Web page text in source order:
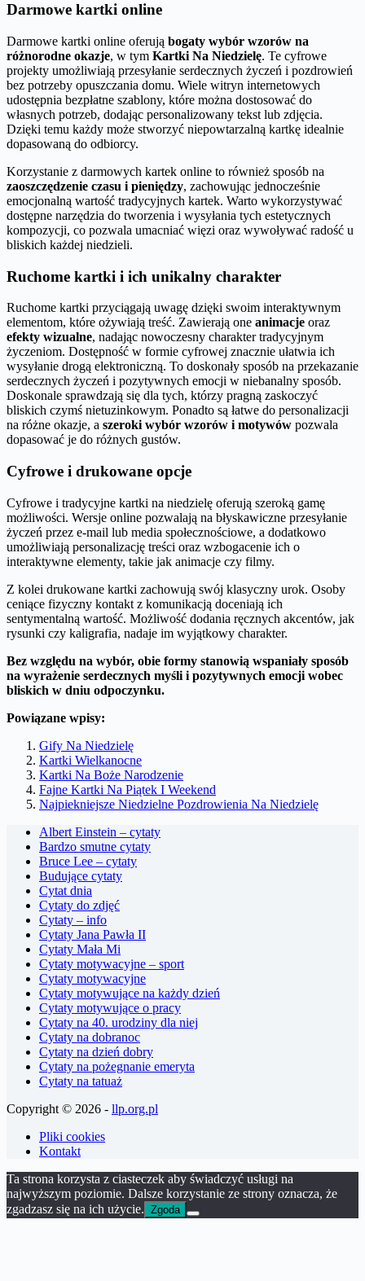
Darmowe kartki online
Darmowe kartki online oferują bogaty wybór wzorów na
różnorodne okazje, w tym Kartki Na Niedzielę. Te cyfrowe
projekty umożliwiają przesyłanie serdecznych życzeń i pozdrowień
bez potrzeby opuszczania domu. Wiele witryn internetowych
udostępnia bezpłatne szablony, które można dostosować do
własnych potrzeb, dodając personalizowany tekst lub zdjęcia.
Dzięki temu każdy może stworzyć niepowtarzalną kartkę idealnie
dopasowaną do odbiorcy.
Korzystanie z darmowych kartek online to również sposób na
zaoszczędzenie czasu i pieniędzy, zachowując jednocześnie
emocjonalną wartość tradycyjnych kartek. Warto wykorzystywać
dostępne narzędzia do tworzenia i wysyłania tych estetycznych
kompozycji, co pozwala umacniać więzi oraz wywoływać radość u
bliskich każdej niedzieli.
Ruchome kartki i ich unikalny charakter
Ruchome kartki przyciągają uwagę dzięki swoim interaktywnym
elementom, które ożywiają treść. Zawierają one animacje oraz
efekty wizualne, nadając nowoczesny charakter tradycyjnym
życzeniom. Dostępność w formie cyfrowej znacznie ułatwia ich
wysyłanie drogą elektroniczną. To doskonały sposób na przekazanie
serdecznych życzeń i pozytywnych emocji w niebanalny sposób.
Doskonale sprawdzają się dla tych, którzy pragną zaskoczyć
bliskich czymś nietuzinkowym. Ponadto są łatwe do personalizacji
na różne okazje, a szeroki wybór wzorów i motywów pozwala
dopasować je do różnych gustów.
Cyfrowe i drukowane opcje
Cyfrowe i tradycyjne kartki na niedzielę oferują szeroką gamę
możliwości. Wersje online pozwalają na błyskawiczne przesyłanie
życzeń przez e-mail lub media społecznościowe, a dodatkowo
umożliwiają personalizację treści oraz wzbogacenie ich o
interaktywne elementy, takie jak animacje czy filmy.
Z kolei drukowane kartki zachowują swój klasyczny urok. Osoby
ceniące fizyczny kontakt z komunikacją doceniają ich
sentymentalną wartość. Możliwość dodania ręcznych akcentów, jak
rysunki czy kaligrafia, nadaje im wyjątkowy charakter.
Bez względu na wybór, obie formy stanowią wspaniały sposób
na wyrażenie serdecznych myśli i pozytywnych emocji wobec
bliskich w dniu odpoczynku.
Powiązane wpisy:
Gify Na Niedzielę
Kartki Wielkanocne
Kartki Na Boże Narodzenie
Fajne Kartki Na Piątek I Weekend
Najpiekniejsze Niedzielne Pozdrowienia Na Niedzielę
Albert Einstein – cytaty
Bardzo smutne cytaty
Bruce Lee – cytaty
Budujące cytaty
Cytat dnia
Cytaty do zdjęć
Cytaty – info
Cytaty Jana Pawła II
Cytaty Mała Mi
Cytaty motywacyjne – sport
Cytaty motywacyjne
Cytaty motywujące na każdy dzień
Cytaty motywujące o pracy
Cytaty na 40. urodziny dla niej
Cytaty na dobranoc
Cytaty na dzień dobry
Cytaty na pożegnanie emeryta
Cytaty na tatuaż
Copyright © 2026 - llp.org.pl
Pliki cookies
Kontakt
Ta strona korzysta z ciasteczek aby świadczyć usługi na
najwyższym poziomie. Dalsze korzystanie ze strony oznacza, że
zgadzasz się na ich użycie. Zgoda